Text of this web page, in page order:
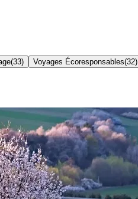
(33) Voyages Écoresponsables(32)